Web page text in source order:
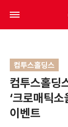
컴투스홀딩스
컴투스홀딩
‘크로매틱
이벤트